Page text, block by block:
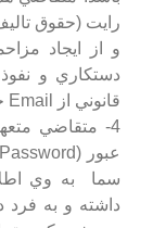
رايت (حقوق
و از ايجاد
دستكاري و نفوذ
قانوني از Email خود و ساير موارد مشابه پرهيز نمايد.
سما به وي
داشته و به فرد